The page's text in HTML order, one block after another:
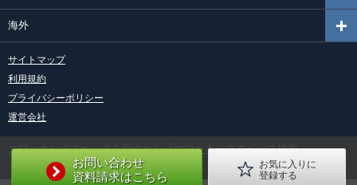
お問い合わせ
資料請求はこちら
お気に入りに
登録する
海外
サイトマップ
利用規約
プライバシーポリシー
運営会社
コワーキングスペースを探すなら『コワーキングスペース検索』